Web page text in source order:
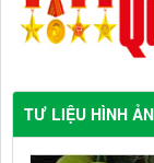
TƯ LIỆU HÌNH